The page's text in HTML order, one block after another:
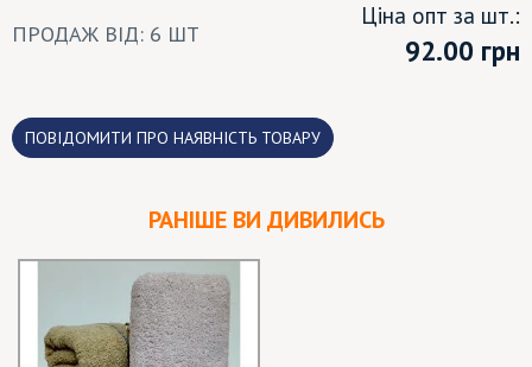
ПРОДАЖ ВІД: 6 ШТ
Ціна опт за шт.:
92.00 грн
ПОВІДОМИТИ ПРО НАЯВНІСТЬ ТОВАРУ
РАНІШЕ ВИ ДИВИЛИСЬ